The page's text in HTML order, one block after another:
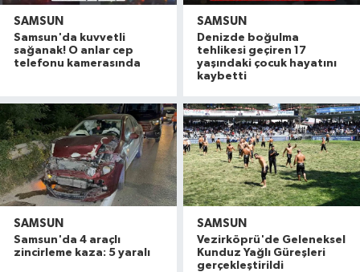
SAMSUN
Samsun'da kuvvetli
sağanak! O anlar cep
telefonu kamerasında
SAMSUN
Denizde boğulma
tehlikesi geçiren 17
yaşındaki çocuk hayatını
kaybetti
SAMSUN
Samsun'da 4 araçlı
zincirleme kaza: 5 yaralı
SAMSUN
Vezirköprü'de Geleneksel
Kunduz Yağlı Güreşleri
gerçekleştirildi